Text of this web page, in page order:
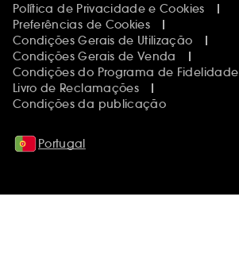
Política de Privacidade e Cookies
Preferências de Cookies
Condições Gerais de Utilização
Condições Gerais de Venda
Condições do Programa de Fidelidade
Livro de Reclamações
Condições da publicação
Portugal